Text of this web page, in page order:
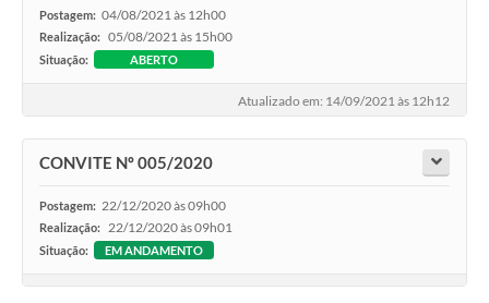
Postagem: 04/08/2021 às 12h00
Realização: 05/08/2021 às 15h00
Situação: ABERTO
Atualizado em: 14/09/2021 às 12h12
CONVITE Nº 005/2020
Postagem: 22/12/2020 às 09h00
Realização: 22/12/2020 às 09h01
Situação: EM ANDAMENTO